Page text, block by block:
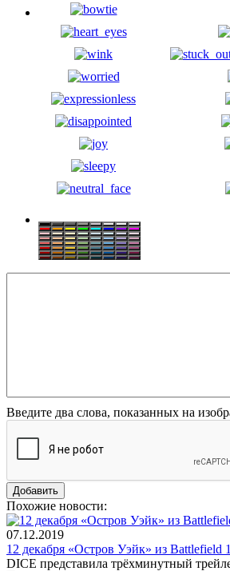
Введите два слова, показанных на
Похожие новости:
07.12.2019
12 декабря «Остров Уэйк» из
DICE представила трёхминутный